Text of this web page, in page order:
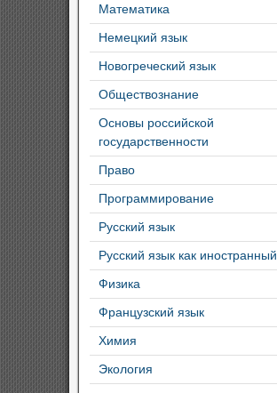
Математика
Немецкий язык
Новогреческий язык
Обществознание
Основы российской
государственности
Право
Программирование
Русский язык
Русский язык как иностранный
Физика
Французский язык
Химия
Экология